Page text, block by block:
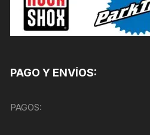
PAGO Y ENVÍOS:
PAGOS: